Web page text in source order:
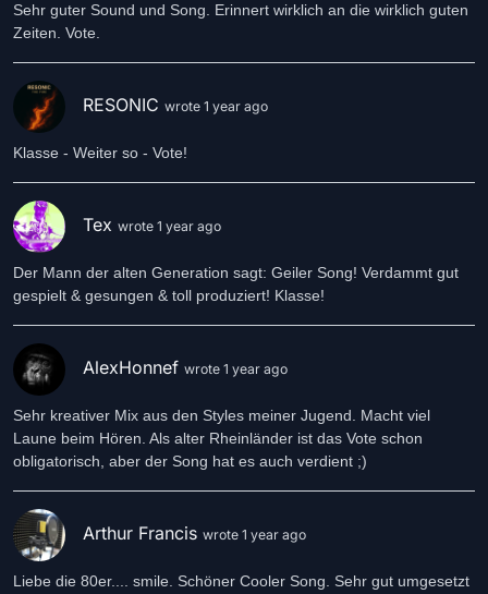
Sehr guter Sound und Song. Erinnert wirklich an die wirklich guten
Zeiten. Vote.
RESONIC wrote 1 year ago
Klasse - Weiter so - Vote!
Tex wrote 1 year ago
Der Mann der alten Generation sagt: Geiler Song! Verdammt gut
gespielt & gesungen & toll produziert! Klasse!
AlexHonnef wrote 1 year ago
Sehr kreativer Mix aus den Styles meiner Jugend. Macht viel
Laune beim Hören. Als alter Rheinländer ist das Vote schon
obligatorisch, aber der Song hat es auch verdient ;)
Arthur Francis wrote 1 year ago
Liebe die 80er.... smile. Schöner Cooler Song. Sehr gut umgesetzt